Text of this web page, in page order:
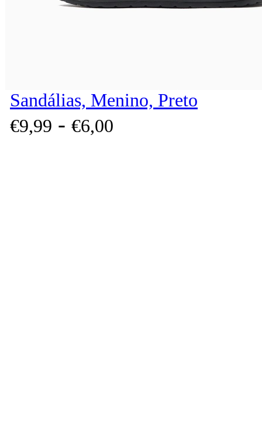
Sandálias, Menino, Preto
€9,99 - €6,00